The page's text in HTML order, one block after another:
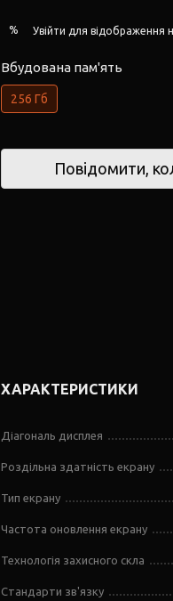
% Увійти для відображення
Вбудована пам'ять
256 Гб
Повідомити,
ХАРАКТЕРИСТИКИ
Діагональ дисплея
Роздільна здатність екрану
Тип екрану
Частота оновлення екрану
Технологія захисного скла
Стандарти зв'язку